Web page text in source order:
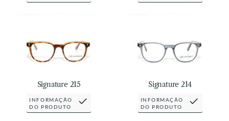
Signature 215
INFORMAÇÃO
DO PRODUTO
Signature 214
INFORMAÇÃO
DO PRODUTO